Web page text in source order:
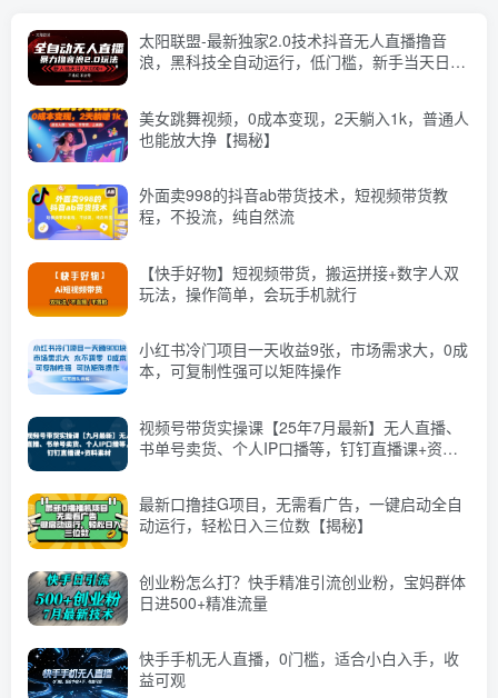
太阳联盟-最新独家2.0技术抖音无人直播撸音
浪，黑科技全自动运行，低门槛，新手当天日入
美女跳舞视频，0成本变现，2天躺入1k，普通人
也能放大挣【揭秘】
外面卖998的抖音ab带货技术，短视频带货教
程，不投流，纯自然流
【快手好物】短视频带货，搬运拼接+数字人双
玩法，操作简单，会玩手机就行
小红书冷门项目一天收益9张，市场需求大，0成
本，可复制性强可以矩阵操作
视频号带货实操课【25年7月最新】无人直播、
书单号卖货、个人IP口播等，钉钉直播课+资料
最新口撸挂G项目，无需看广告，一键启动全自
动运行，轻松日入三位数【揭秘】
创业粉怎么打？快手精准引流创业粉，宝妈群体
日进500+精准流量
快手手机无人直播，0门槛，适合小白入手，收
益可观